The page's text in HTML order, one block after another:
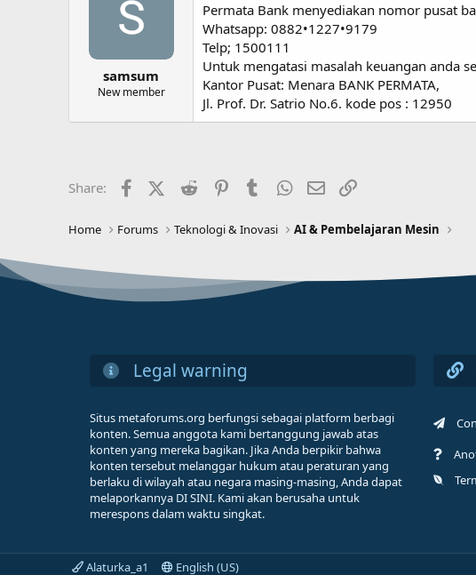
t
samsum
New member
Permata Bank menyediakan nomor pusat
Whatsapp: 0882•1227•9179
Telp; 1500111
Untuk mengatasi masalah keuangan anda
Kantor Pusat: Menara BANK PERMATA,
Jl. Prof. Dr. Satrio No.6. kode pos : 12950
Share: FacebookX (Twitter)
Reddit PinterestTumblr WhatsApp
Email
Home Forums Teknologi & Inovasi AI & Pembelajaran Mesin
Legal warning
Situs metaforums.org berfungsi sebagai platform berbagi
konten. Semua anggota kami bertanggung jawab atas
konten yang mereka bagikan. Jika Anda berpikir bahwa
konten tersebut melanggar hukum atau peraturan yang
berlaku di wilayah atau negara masing-masing, Anda dapat
melaporkannya DI SINI. Kami akan berusaha untuk
merespons dalam waktu singkat.
Alaturka_a1 English (US)